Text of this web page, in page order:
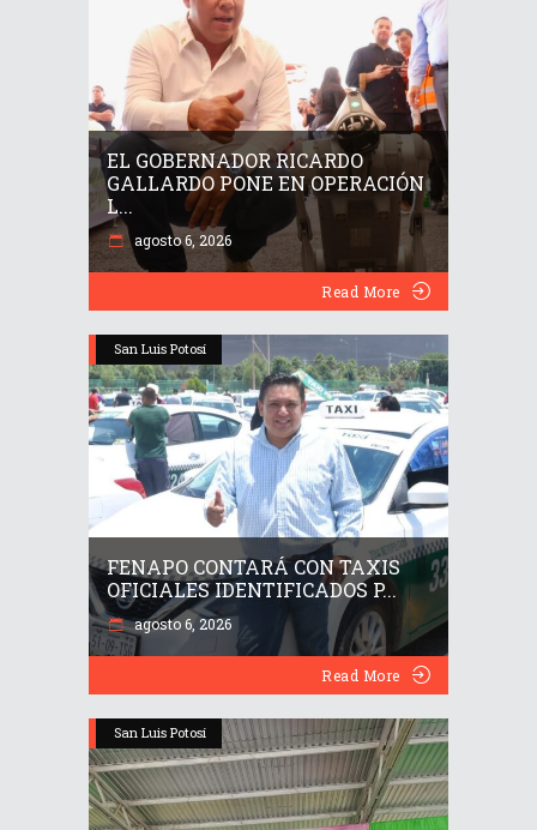
EL GOBERNADOR RICARDO
GALLARDO PONE EN OPERACIÓN
L...
agosto 6, 2026
Read More
San Luis Potosí
FENAPO CONTARÁ CON TAXIS
OFICIALES IDENTIFICADOS P...
agosto 6, 2026
Read More
San Luis Potosí